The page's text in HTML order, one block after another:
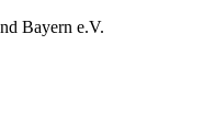
Bayern e.V.